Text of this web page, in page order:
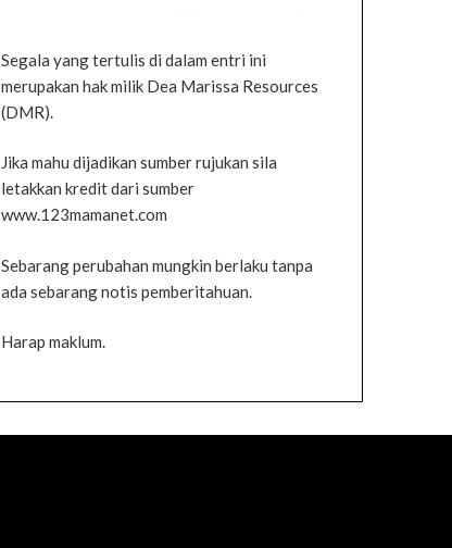
Segala yang tertulis di dalam entri ini
merupakan hak milik Dea Marissa Resources
(DMR).
Jika mahu dijadikan sumber rujukan sila
letakkan kredit dari sumber
www.123mamanet.com
Sebarang perubahan mungkin berlaku tanpa
ada sebarang notis pemberitahuan.
Harap maklum.